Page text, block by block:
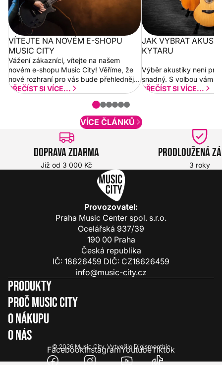
VÍTEJTE NA NOVÉM E-SHOPU
MUSIC CITY
Vážení zákazníci, vítejte na našem
novém e-shopu Music City! Věříme, že
nové rozhraní pro vás bude přehlednější
a rychlejší. Postupně budeme přidávat
PŘEČÍST SI VÍCE...
JAK VYBRAT
KYTARU
Výběr akustiky není pro
snadný. S volbou vám
PŘEČÍST SI VÍCE...
VÍCE ČLÁNKŮ
Doprava zdarma
Již od 3 000 Kč
Prodloužená
3 roky
Provozovatel:
Praha Music Center spol. s.r.o.
Ocelářská 937/39
190 00 Praha
Česká republika
IČ: 18626459 DIČ: CZ18626459
info@music-city.cz
Produkty
Proč Music City
O nákupu
O nás
© 2026 Music City. Vytvořilo Digismoothie
FacebookInstagramYoutubeTiktok